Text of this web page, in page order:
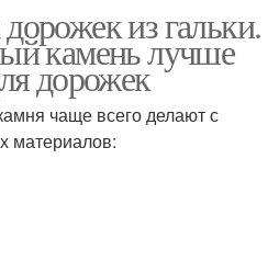
из гальки.
камень лучше
дорожек
чаще всего делают с
материалов: